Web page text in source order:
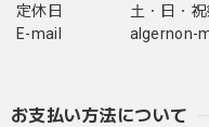
定休日
土・日・
E-mail
algernon-
お支払い方法について